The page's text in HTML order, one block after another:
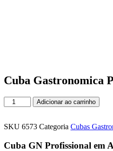
Cuba Gastronomica
Cuba
Gastronomica
Gn
100mm
Adicionar ao carrinho
SKU 6573 Categoria Cubas
Cuba GN Profissional em